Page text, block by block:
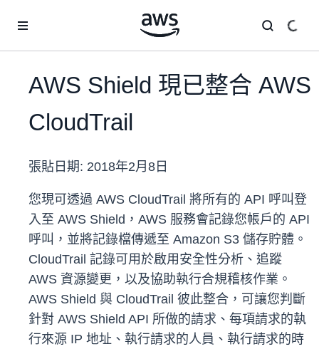
AWS Shield 現已整合 AWS
CloudTrail
張貼日期: 2018年2月8日
您現可透過 AWS CloudTrail 將所有的 API 呼叫登
入至 AWS Shield，AWS 服務會記錄您帳戶的 API
呼叫，並將記錄檔傳遞至 Amazon S3 儲存貯體。
CloudTrail 記錄可用於啟用安全性分析、追蹤
AWS 資源變更，以及協助執行合規稽核作業。
AWS Shield 與 CloudTrail 彼此整合，可讓您判斷
針對 AWS Shield API 所做的請求、每項請求的執
行來源 IP 地址、執行請求的人員、執行請求的時